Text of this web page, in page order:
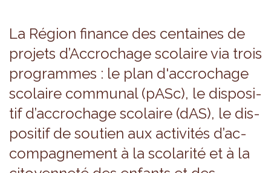
La Région finance des cen­taines de
pro­jets d’Ac­cro­chage sco­laire via trois
pro­grammes : le plan d'ac­cro­chage
sco­laire com­mu­nal (pASc), le dis­po­si­
tif d’ac­cro­chage sco­laire (dAS), le dis­
po­si­tif de sou­tien aux acti­vi­tés d’ac­
com­pa­gne­ment à la sco­la­rité et à la